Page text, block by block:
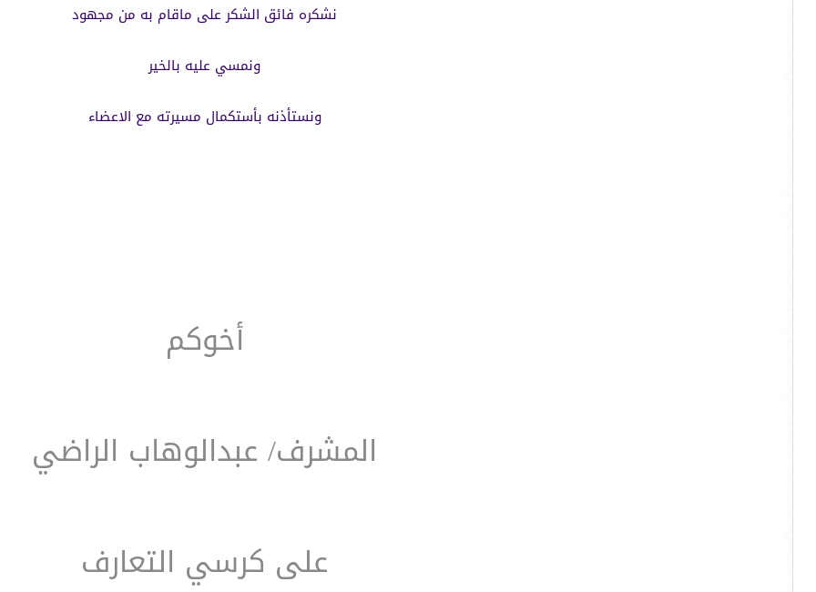
نشكره فائق الشكر على ماقام به من مجهود
ونمسي عليه بالخير
ونستأذنه بأستكمال مسيرته مع الاعضاء
أخوكم
المشرف/ عبدالوهاب الراضي
على كرسي التعارف